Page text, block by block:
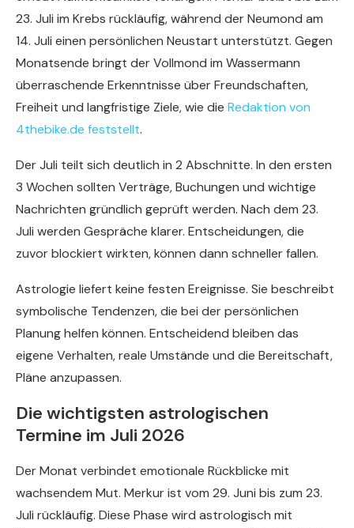
23. Juli im Krebs rückläufig, während der Neumond am
14. Juli einen persönlichen Neustart unterstützt. Gegen
Monatsende bringt der Vollmond im Wassermann
überraschende Erkenntnisse über Freundschaften,
Freiheit und langfristige Ziele, wie die Redaktion von
4thebike.de feststellt.
Der Juli teilt sich deutlich in 2 Abschnitte. In den ersten
3 Wochen sollten Verträge, Buchungen und wichtige
Nachrichten gründlich geprüft werden. Nach dem 23.
Juli werden Gespräche klarer. Entscheidungen, die
zuvor blockiert wirkten, können dann schneller fallen.
Astrologie liefert keine festen Ereignisse. Sie beschreibt
symbolische Tendenzen, die bei der persönlichen
Planung helfen können. Entscheidend bleiben das
eigene Verhalten, reale Umstände und die Bereitschaft,
Pläne anzupassen.
Die wichtigsten astrologischen
Termine im Juli 2026
Der Monat verbindet emotionale Rückblicke mit
wachsendem Mut. Merkur ist vom 29. Juni bis zum 23.
Juli rückläufig. Diese Phase wird astrologisch mit